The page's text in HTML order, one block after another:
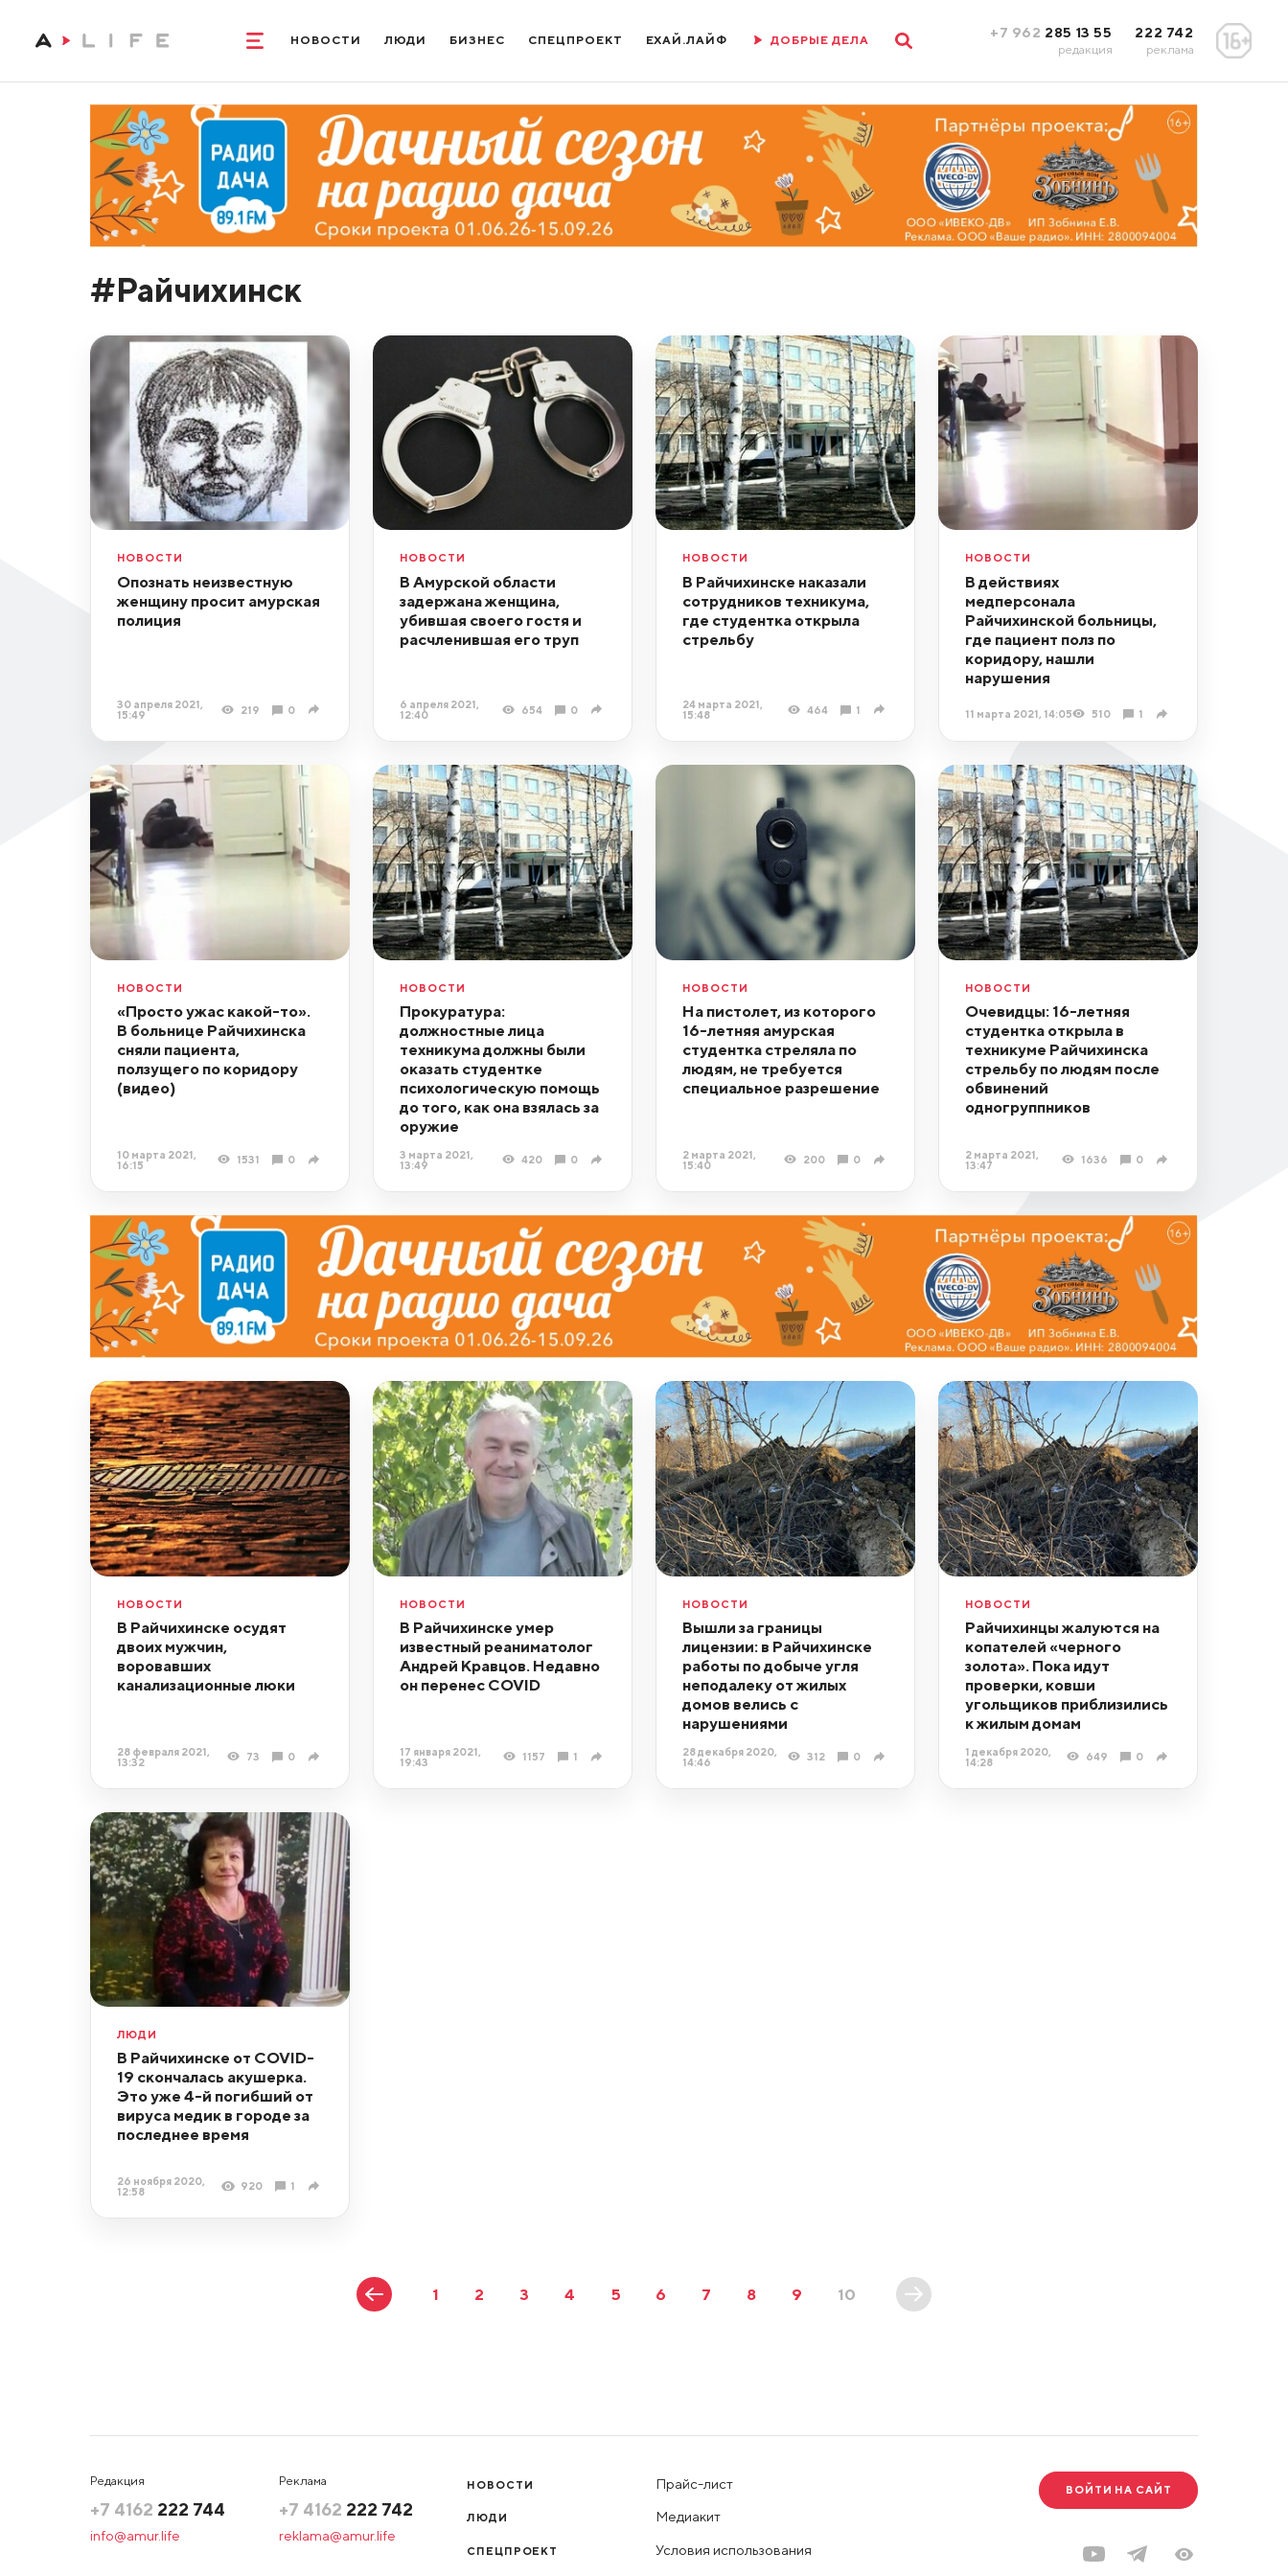
НОВОСТИ ЛЮДИ БИЗНЕС СПЕЦПРОЕКТ ЕХАЙ.ЛАЙФ ДОБРЫЕ ДЕЛА +7 962 285 13 55
редакция
222 742
реклама
#Райчихинск
НОВОСТИ
Опознать неизвестную
женщину просит амурская
полиция
30 апреля 2021,
15:49
219 0
НОВОСТИ
В Амурской области
задержана женщина,
убившая своего гостя и
расчленившая его труп
6 апреля 2021,
12:40
654 0
НОВОСТИ
В Райчихинске наказали
сотрудников техникума,
где студентка открыла
стрельбу
24 марта 2021,
15:48
464 1
НОВОСТИ
В действиях
медперсонала
Райчихинской больницы,
где пациент полз по
коридору, нашли
нарушения
11 марта 2021, 14:05 510 1
НОВОСТИ
«Просто ужас какой-то».
В больнице Райчихинска
сняли пациента,
ползущего по коридору
(видео)
10 марта 2021,
16:15
1531 0
НОВОСТИ
Прокуратура:
должностные лица
техникума должны были
оказать студентке
психологическую помощь
до того, как она взялась за
оружие
3 марта 2021,
13:49
420 0
НОВОСТИ
На пистолет, из которого
16-летняя амурская
студентка стреляла по
людям, не требуется
специальное разрешение
2 марта 2021,
15:40
200 0
НОВОСТИ
Очевидцы: 16-летняя
студентка открыла в
техникуме Райчихинска
стрельбу по людям после
обвинений
одногруппников
2 марта 2021,
13:47
1636 0
НОВОСТИ
В Райчихинске осудят
двоих мужчин,
воровавших
канализационные люки
28 февраля 2021,
13:32
73 0
НОВОСТИ
В Райчихинске умер
известный реаниматолог
Андрей Кравцов. Недавно
он перенес COVID
17 января 2021,
19:43
1157 1
НОВОСТИ
Вышли за границы
лицензии: в Райчихинске
работы по добыче угля
неподалеку от жилых
домов велись с
нарушениями
28 декабря 2020,
14:46
312 0
НОВОСТИ
Райчихинцы жалуются на
копателей «черного
золота». Пока идут
проверки, ковши
угольщиков приблизились
к жилым домам
1 декабря 2020,
14:28
649 0
ЛЮДИ
В Райчихинске от COVID-
19 скончалась акушерка.
Это уже 4-й погибший от
вируса медик в городе за
последнее время
26 ноября 2020,
12:58
920 1
1 2 3 4 5 6 7 8 9 10
Редакция
+7 4162 222 744
info@amur.life
Реклама
+7 4162 222 742
reklama@amur.life
НОВОСТИ
ЛЮДИ
СПЕЦПРОЕКТ
Прайс-лист
Медиакит
Условия использования
ВОЙТИ НА САЙТ